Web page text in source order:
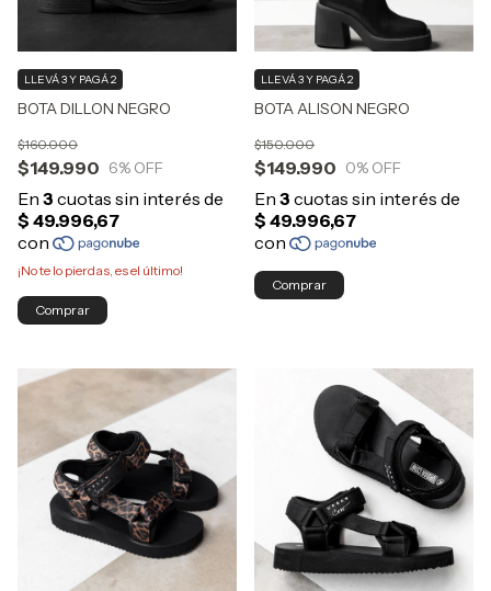
BOTA DILLON NEGRO
$149.990
$160.000
6% OFF
LLEVÁ 3 Y PAGÁ 2
¡No te lo pierdas, es el último!
Comprar
BOTA ALISON NEGRO
$149.990
$150.000
0% OFF
LLEVÁ 3 Y PAGÁ 2
Comprar